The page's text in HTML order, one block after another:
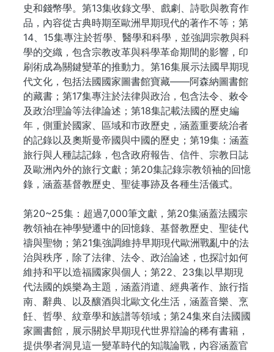
史和錢幣學。第13集收錄文學、戲劇、詩歌與教育作
品，內容從古典時期至歐洲早期現代的著作不等；第
14、15集專注於哲學、醫學和科學，並強調宗教與科
學的交織，包含宗教改革與科學革命期間的影響，印
刷術成為關鍵變革的推動力。第16集展示法國早期現
代文化，包括法國國家圖書館寶藏——阿森納圖書館
的藏書；第17集專注於法律與政治，包含法令、敕令
及政治理論等法律論述；第18集記載法國的歷史編
年，側重於國家、區域和市政歷史，涵蓋重要統治者
的記錄以及奧斯曼帝國與中國的歷史；第19集：涵蓋
旅行與人種誌記錄，包含政府報告、信件、宗教日誌
及歐洲內外的旅行文獻；第20集記錄宗教領袖的回憶
錄，涵蓋基督教歷史、聖徒事跡及各種生活儀式。
第20~25集：超過7,000筆文獻，第20集涵蓋法國宗
教領袖在神學變遷中的回憶錄、基督教歷史、聖徒代
禱與聖物；第21集強調維持早期現代歐洲戰亂中的法
治與秩序，除了法律、法令、政治論述，也探討如何
維持和平以造福國家與個人；第22、23集以早期現
代法國的娛樂為主題，涵蓋消遣、經典著作、旅行指
南、辭典、以及釀酒與北歐文化生活，涵蓋音樂、烹
飪、哲學、紋章學和族譜等領域；第24集來自法國國
家圖書館，展示關於早期現代世界辯論的稀有書籍，
提供學者洞見這一變革時代的知識論戰，內容涵蓋官